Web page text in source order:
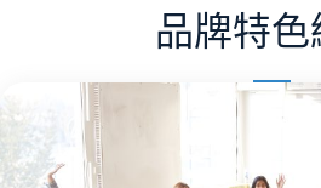
品牌特色